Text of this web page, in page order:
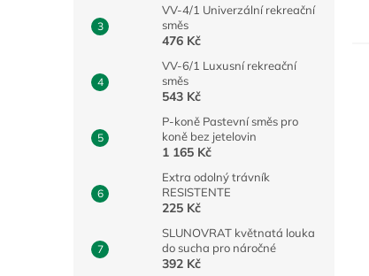
VV-4/1 Univerzální rekreační
směs
476 Kč
VV-6/1 Luxusní rekreační
směs
543 Kč
P-koně Pastevní směs pro
koně bez jetelovin
1 165 Kč
Extra odolný trávník
RESISTENTE
225 Kč
SLUNOVRAT květnatá louka
do sucha pro náročné
392 Kč